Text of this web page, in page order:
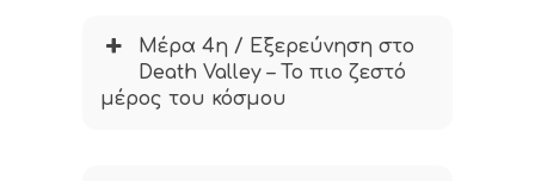
Μέρα 4η / Εξερεύνηση στο
Death Valley – Το πιο ζεστό
μέρος του κόσμου